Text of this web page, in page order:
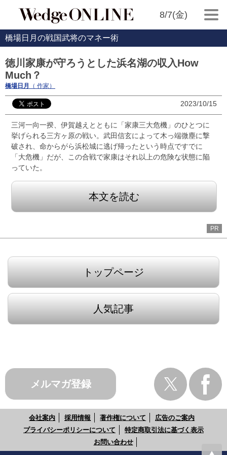
8/7(金)
橋場日月の戦国武将のマネー術
徳川家康が守ろうとした浜名湖の収入How
Much？
橋場日月 （ 作家）
2023/10/15
三河一向一揆、伊賀越えとともに「家康三大危機」のひとつに
挙げられる三方ヶ原の戦い。武田信玄によって木っ端微塵に撃
破され、命からがら浜松城に逃げ帰ったという時点ですでに
「大危機」だが、この合戦で家康はそれ以上の危険な状態に陥
っていた。
本文を読む
PR
トップページ
人気記事
メルマガ登録
会社案内 採用情報 著作権について
広告のご案内
プライバシーポリシーについて
特定商取引法に基づく表示
お問い合わせ